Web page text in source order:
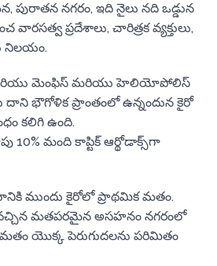
పురాతన నగరం, ఇది నైలు నది ఒడ్డున
వారసత్వ ప్రదేశాలు, చారిత్రక వ్యక్తులు,
నిలయం.
మరియు మెంఫిస్ మరియు హెలియోపోలిస్
భౌగోళిక ప్రాంతంలో ఉన్నందున కైరో
కలిగి ఉంది.
10% మంది కాప్టిక్ ఆర్థోడాక్స్‌గా
ముందు కైరోలో ప్రాథమిక మతం.
మతపరమైన అసహనం నగరంలో
యొక్క పెరుగుదలను పరిమితం